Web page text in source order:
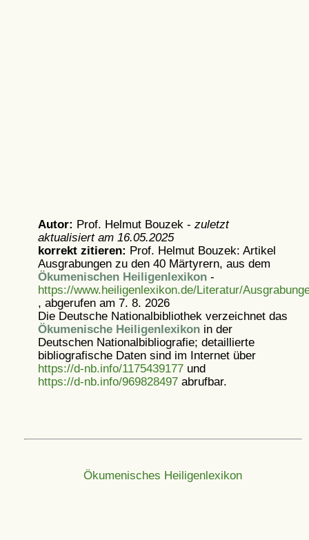
Autor: Prof. Helmut Bouzek - zuletzt
aktualisiert am 16.05.2025
korrekt zitieren: Prof. Helmut Bouzek: Artikel
Ausgrabungen zu den 40 Märtyrern, aus dem
Ökumenischen Heiligenlexikon-
https://www.heiligenlexikon.de/Literatur/
, abgerufen am 7. 8. 2026
Die Deutsche Nationalbibliothek verzeichnet das
Ökumenische Heiligenlexikonin der
Deutschen Nationalbibliografie; detaillierte
bibliografische Daten sind im Internet über
https://d-nb.info/1175439177und
https://d-nb.info/969828497abrufbar.
Ökumenisches Heiligenlexikon